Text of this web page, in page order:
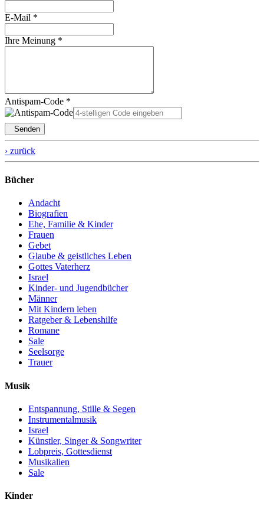
E-Mail *
Ihre Meinung *
Antispam-Code *
Senden
› zurück
Bücher
Andacht
Biografien
Ehe, Familie & Kinder
Frauen
Gebet
Glaube & geistliches Leben
Gottes Vaterherz
Israel
Kinder- und Jugendbücher
Männer
Mit Kindern leben
Ratgeber & Lebenshilfe
Romane
Sale
Seelsorge
Trauer
Musik
Entspannung, Stille & Segen
Instrumentalmusik
Israel
Künstler, Singer & Songwriter
Lobpreis, Gottesdienst
Musikalien
Sale
Kinder